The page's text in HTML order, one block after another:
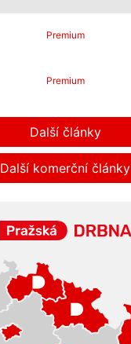
Premium
Premium
Další články
Další komerční články